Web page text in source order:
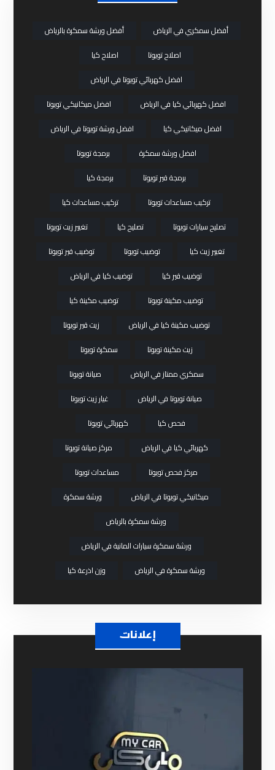
أفضل سمكري في الرياض
أفضل ورشة سمكرة بالرياض
اصلاح تويوتا
اصلاح كيا
افضل كهربائي تويوتا في الرياض
افضل كهربائي كيا في الرياض
افضل ميكانيكي تويوتا
افضل ميكانيكي كيا
افضل ورشة تويوتا في الرياض
افضل ورشة سمكرة
برمجة تويوتا
برمجة قير تويوتا
برمجة كيا
تركيب مساعدات تويوتا
تركيب مساعدات كيا
تصليح سيارات تويوتا
تصليح كيا
تغيير زيت تويوتا
تغيير زيت كيا
توضيب تويوتا
توضيب قير تويوتا
توضيب قير كيا
توضيب كيا في الرياض
توضيب مكينة تويوتا
توضيب مكينة كيا
توضيب مكينة كيا في الرياض
زيت قير تويوتا
زيت مكينة تويوتا
سمكرة تويوتا
سمكري ممتاز في الرياض
صيانة تويوتا
صيانة تويوتا في الرياض
غيار زيت تويوتا
فحص كيا
كهربائي تويوتا
كهربائي كيا في الرياض
مركز صيانة تويوتا
مركز فحص تويوتا
مساعدات تويوتا
ميكانيكي تويوتا في الرياض
ورشة سمكرة
ورشة سمكرة بالرياض
ورشة سمكرة سيارات المانية في الرياض
ورشة سمكرة في الرياض
وزن اذرعة كيا
إعلانات